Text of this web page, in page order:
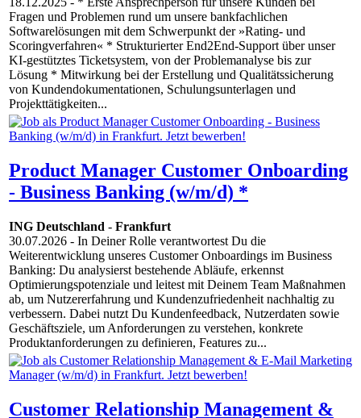
Fragen und Problemen rund um unsere bankfachlichen
Softwarelösungen mit dem Schwerpunkt der »Rating- und
Scoringverfahren« * Strukturierter End2End-Support über unser
KI-gestütztes Ticketsystem, von der Problemanalyse bis zur
Lösung * Mitwirkung bei der Erstellung und Qualitätssicherung
von Kundendokumentationen, Schulungsunterlagen und
Projekttätigkeiten...
Product Manager Customer Onboarding
- Business Banking (w/m/d) *
ING Deutschland - Frankfurt
30.07.2026 - In Deiner Rolle verantwortest Du die
Weiterentwicklung unseres Customer Onboardings im Business
Banking: Du analysierst bestehende Abläufe, erkennst
Optimierungspotenziale und leitest mit Deinem Team Maßnahmen
ab, um Nutzererfahrung und Kundenzufriedenheit nachhaltig zu
verbessern. Dabei nutzt Du Kundenfeedback, Nutzerdaten sowie
Geschäftsziele, um Anforderungen zu verstehen, konkrete
Produktanforderungen zu definieren, Features zu...
Customer Relationship Management &